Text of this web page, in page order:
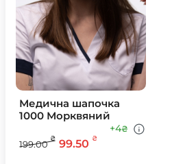
Медична шапочка
1000 Морквяний
199.00
₴ 99.50 ₴
+4₴